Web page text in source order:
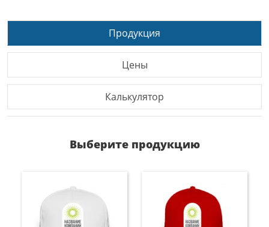
Продукция
Цены
Калькулятор
Выберите продукцию